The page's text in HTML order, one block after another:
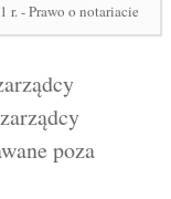
r. - Prawo o notariacie
poza